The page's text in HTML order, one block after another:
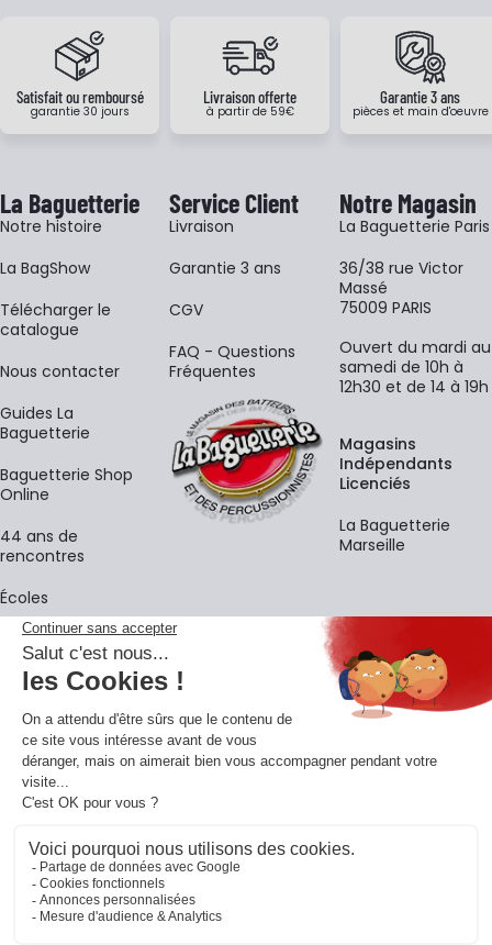
Satisfait ou remboursé
garantie 30 jours
Livraison offerte
à partir de 59€
Garantie 3 ans
pièces et main d'oeuvre
La Baguetterie
Notre histoire
La BagShow
​Télécharger le
catalogue
Nous contacter
Guides La
Baguetterie
Baguetterie Shop
Online
44 ans de
rencontres
Écoles
Service Client
Livraison
Garantie 3 ans
CGV
FAQ - Questions
Fréquentes
Notre Magasin
La Baguetterie Paris
36/38 rue Victor
Massé
75009 PARIS
Ouvert du mardi au
samedi de 10h à
12h30 et de 14 à 19h
Magasins
Indépendants
Licenciés
La Baguetterie
Marseille
La newsletter
Adresse e-mail
En vous inscrivant à notre newsletter, vous acceptez notrepolitique de
confidentialité.
Retrouvons-nous sur